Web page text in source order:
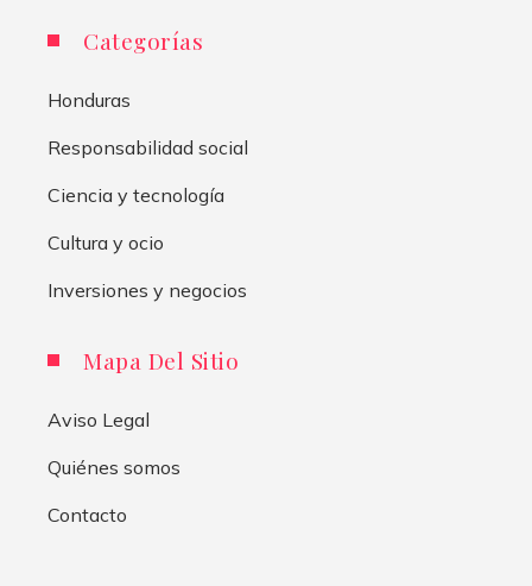
Categorías
Honduras
Responsabilidad social
Ciencia y tecnología
Cultura y ocio
Inversiones y negocios
Mapa Del Sitio
Aviso Legal
Quiénes somos
Contacto